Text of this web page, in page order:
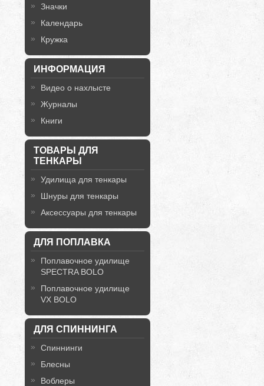
Значки
Календарь
Кружка
ИНФОРМАЦИЯ
Видео о нахлысте
Журналы
Книги
ТОВАРЫ ДЛЯ
ТЕНКАРЫ
Удилища для тенкары
Шнуры для тенкары
Аксессуары для тенкары
ДЛЯ ПОПЛАВКА
Поплавочное удилище
SPECTRA BOLO
Поплавочное удилище
VX BOLO
ДЛЯ СПИННИНГА
Спиннинги
Блесны
Воблеры